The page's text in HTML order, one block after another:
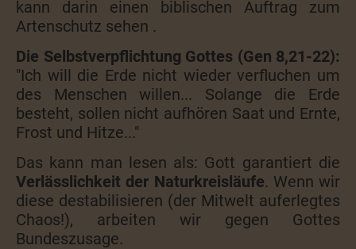
kann darin einen biblischen Auftrag zum
Artenschutz sehen .
Die Selbstverpflichtung Gottes (Gen 8,21-22):
"Ich will die Erde nicht wieder verfluchen um
des Menschen willen... Solange die Erde
besteht, sollen nicht aufhören Saat und Ernte,
Frost und Hitze..."
Das kann man lesen als: Gott garantiert die
Verlässlichkeit der Naturkreisläufe. Wenn wir
diese destabilisieren (der Mitwelt auferlegtes
Chaos!), arbeiten wir gegen Gottes
Bundeszusage.